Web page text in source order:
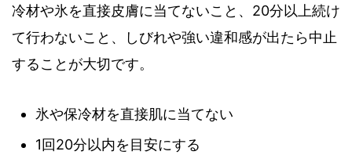
冷材や氷を直接皮膚に当てないこと、20分以上続け
て行わないこと、しびれや強い違和感が出たら中止
することが大切です。
氷や保冷材を直接肌に当てない
1回20分以内を目安にする